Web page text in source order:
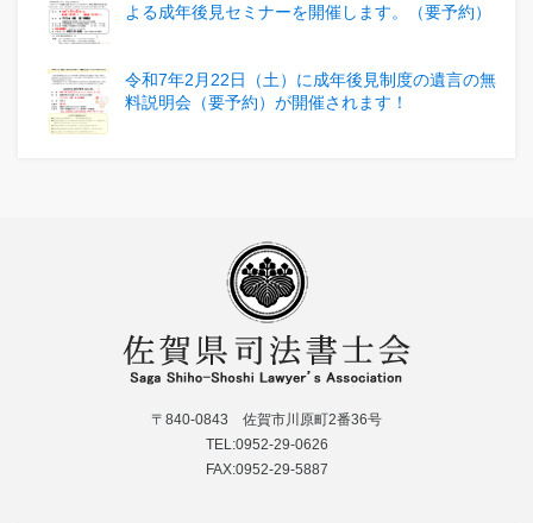
よる成年後見セミナーを開催します。（要予約）
令和7年2月22日（土）に成年後見制度の遺言の無
料説明会（要予約）が開催されます！
〒840-0843 佐賀市川原町2番36号
TEL:0952-29-0626
FAX:0952-29-5887